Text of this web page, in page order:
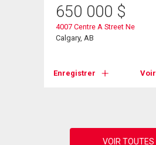
650 000 $
4007 Centre A Street Ne
Calgary, AB
Enregistrer Voir